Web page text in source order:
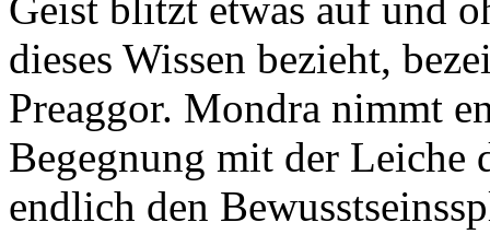
dieses Wissen bezieht,
Preaggor. Mondra nimmt
Begegnung mit der Leiche
endlich den